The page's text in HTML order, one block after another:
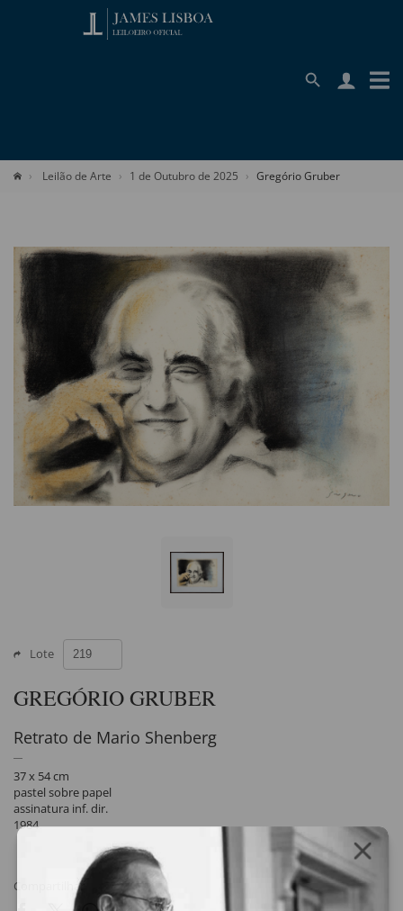
Leilão de Arte 1 de Outubro de 2025 Gregório Gruber
Lote
GREGÓRIO GRUBER
Retrato de Mario Shenberg
37 x 54 cm
pastel sobre papel
assinatura inf. dir.
1984
Compartilhar